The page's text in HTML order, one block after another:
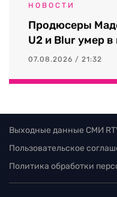
НОВОСТИ
Продюсеры
U2 и Blur умер в
07.08.2026 / 21:32
Выходные данные СМИ
Пользовательское
Политика обработки